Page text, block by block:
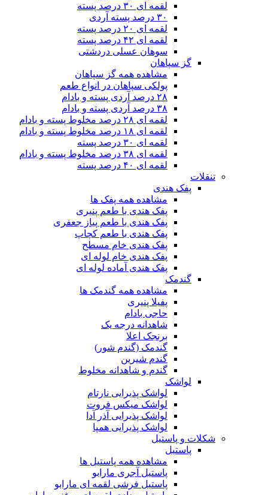
لقمه ای ۳۰ درصد پسته
۳۰ درصد پسته آردی
لقمه ای ۲۰ درصد پسته
لقمه ای ۴۲ درصد پسته
سوهان عسلی دردشتی
گز سپاهان
مشاهده همه گز سپاهان
پولکی سپاهان در انواع طعم
۲۸ درصد آردی پسته و بادام
۳۸ درصد آردی پسته و بادام
لقمه ای ۲۸ درصد مخلوط پسته و بادام
لقمه ای ۱۸ درصد مخلوط پسته و بادام
لقمه ای ۳۰ درصد پسته
لقمه ای ۳۸ درصد مخلوط پسته و بادام
لقمه ای ۴۰ درصد پسته
تنقلات
پفک هندی
مشاهده همه پفک ها
پفک هندی با طعم پنیری
پفک هندی با طعم پیاز جعفری
پفک هندی با طعم کچاپ
پفک هندی خام مسطح
پفک هندی خام لوله ای
پفک هندی آماده لوله ای
گندمک
مشاهده همه گندمک ها
پفیلا پنیری
حاجی بادام
شاهدانه درجه یک
برنجک اعلا
گندمک (گندم شور)
گندم شیرین
گندم و شاهدانه مخلوط
لواشک
لواشک پذیرایی نارتام
لواشک میکس فروت
لواشک پذیرایی آذر آدا
لواشک پذیرایی همپا
شکلات و پاستیل
پاستیل
مشاهده همه پاستیل ها
پاستیل آجری مارابو
پاستیل فرشی لقمه ای مارابو